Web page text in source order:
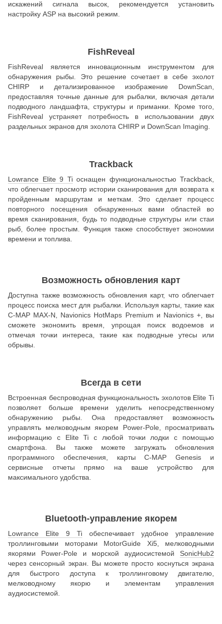
искажений сигнала высок, рекомендуется установить
настройку ASP на высокий режим.
FishReveal
FishReveal является инновационным инструментом для
обнаружения рыбы. Это решение сочетает в себе эхолот
CHIRP и детализированное изображение DownScan,
предоставляя точные данные для рыбалки, включая детали
подводного ландшафта, структуры и приманки. Кроме того,
FishReveal устраняет потребность в использовании двух
раздельных экранов для эхолота CHIRP и DownScan Imaging.
Trackback
Lowrance Elite 9 Tiоснащен функциональностью Trackback,
что облегчает просмотр истории сканирования для возврата к
пройденным маршрутам и меткам. Это сделает процесс
повторного посещения обнаруженных вами областей во
время сканирования, будь то подводные структуры или стаи
рыб, более простым. Функция также способствует экономии
времени и топлива.
Возможность обновления карт
Доступна также возможность обновления карт, что облегчает
процесс поиска мест для рыбалки. Используя карты, такие как
C-MAP MAX-N, Navionics HotMaps Premium и Navionics +, вы
сможете экономить время, упрощая поиск водоемов и
отмечая точки интереса, такие как подводные утесы или
обрывы.
Всегда в сети
Встроенная беспроводная функциональность эхолотов Elite Ti
позволяет больше времени уделить непосредственному
обнаружению рыбы. Она предоставляет возможность
управлять мелководным якорем Power-Pole, просматривать
информацию с Elite Ti с любой точки лодки с помощью
смартфона. Вы также можете загружать обновления
программного обеспечения, карты C-MAP Genesis и
сервисные отчеты прямо на ваше устройство для
максимального удобства.
Bluetooth-управление якорем
Lowrance Elite 9 Ti обеспечивает удобное управление
троллинговыми моторами MotorGuide Xi5, мелководными
якорями Power-Pole и морской аудиосистемой SonicHub2
через сенсорный экран. Вы можете просто коснуться экрана
для быстрого доступа к троллинговому двигателю,
мелководному якорю и элементам управления
аудиосистемой.